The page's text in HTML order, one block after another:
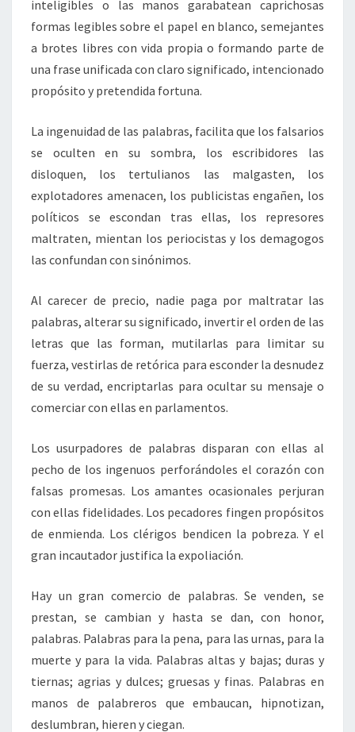
inteligibles o las manos garabatean caprichosas
formas legibles sobre el papel en blanco, semejantes
a brotes libres con vida propia o formando parte de
una frase unificada con claro significado, intencionado
propósito y pretendida fortuna.
La ingenuidad de las palabras, facilita que los falsarios
se oculten en su sombra, los escribidores las
disloquen, los tertulianos las malgasten, los
explotadores amenacen, los publicistas engañen, los
políticos se escondan tras ellas, los represores
maltraten, mientan los periocistas y los demagogos
las confundan con sinónimos.
Al carecer de precio, nadie paga por maltratar las
palabras, alterar su significado, invertir el orden de las
letras que las forman, mutilarlas para limitar su
fuerza, vestirlas de retórica para esconder la desnudez
de su verdad, encriptarlas para ocultar su mensaje o
comerciar con ellas en parlamentos.
Los usurpadores de palabras disparan con ellas al
pecho de los ingenuos perforándoles el corazón con
falsas promesas. Los amantes ocasionales perjuran
con ellas fidelidades. Los pecadores fingen propósitos
de enmienda. Los clérigos bendicen la pobreza. Y el
gran incautador justifica la expoliación.
Hay un gran comercio de palabras. Se venden, se
prestan, se cambian y hasta se dan, con honor,
palabras. Palabras para la pena, para las urnas, para la
muerte y para la vida. Palabras altas y bajas; duras y
tiernas; agrias y dulces; gruesas y finas. Palabras en
manos de palabreros que embaucan, hipnotizan,
deslumbran, hieren y ciegan.